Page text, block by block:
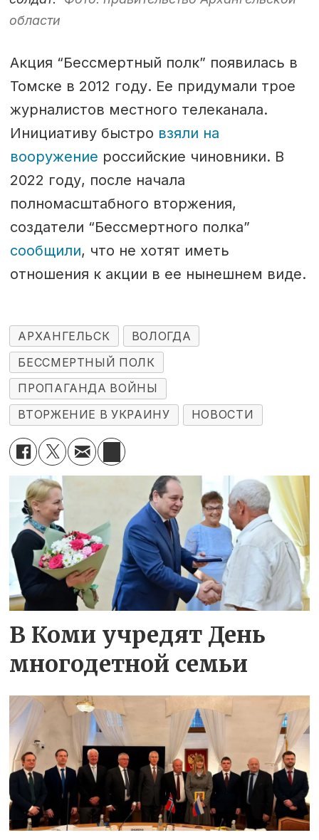
области
Акция “Бессмертный полк” появилась в
Томске в 2012 году. Ее придумали трое
журналистов местного телеканала.
Инициативу быстро взяли на
вооружение российские чиновники. В
2022 году, после начала
полномасштабного вторжения,
создатели “Бессмертного полка”
сообщили, что не хотят иметь
отношения к акции в ее нынешнем виде.
АРХАНГЕЛЬСК
ВОЛОГДА
БЕССМЕРТНЫЙ ПОЛК
ПРОПАГАНДА ВОЙНЫ
ВТОРЖЕНИЕ В УКРАИНУ
НОВОСТИ
В Коми учредят День
многодетной семьи